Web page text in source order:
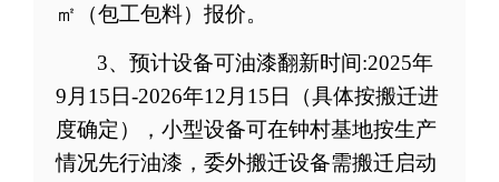
㎡
（包工包料） 报价。
3、预计设备可油漆翻新时间:2025年
9 月 15 日-2026年12 月 15 日
（具体按搬迁进
度确定），小型设备可在钟村基地按生产
情况先行油漆，委外搬迁设备需搬迁启动